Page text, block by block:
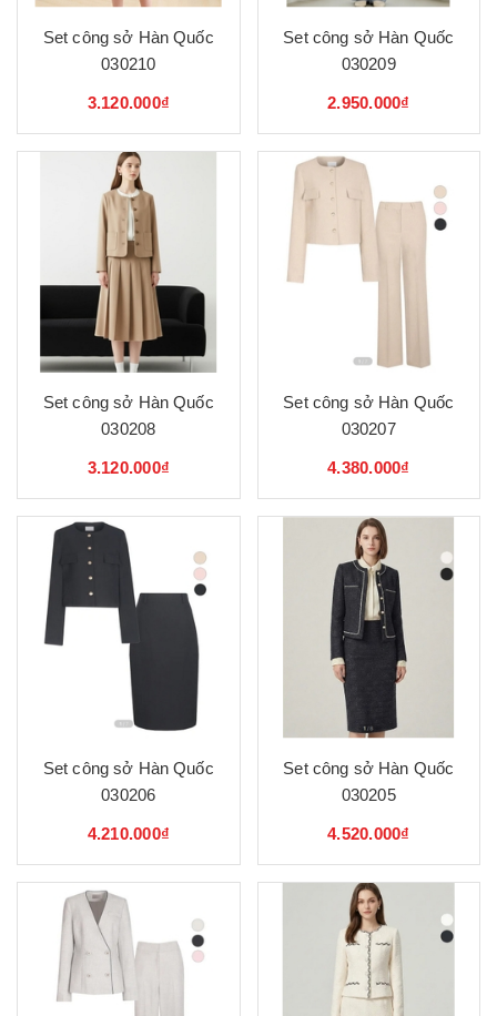
Set công sở Hàn Quốc
030210
3.120.000₫
Set công sở Hàn Quốc
030209
2.950.000₫
Set công sở Hàn Quốc
030208
3.120.000₫
Set công sở Hàn Quốc
030207
4.380.000₫
Set công sở Hàn Quốc
030206
4.210.000₫
Set công sở Hàn Quốc
030205
4.520.000₫